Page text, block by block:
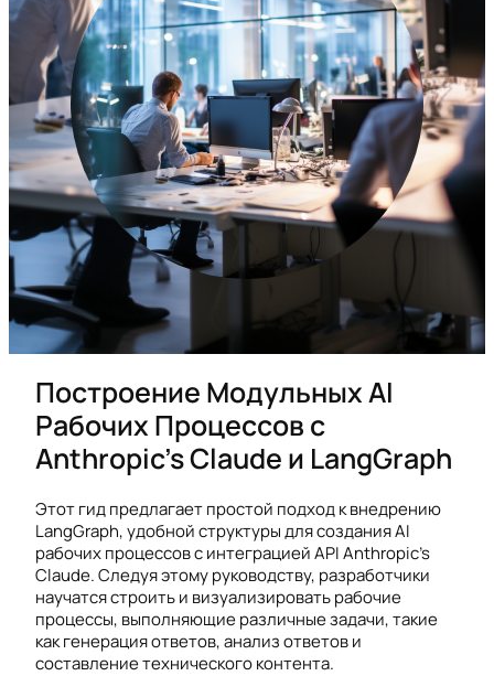
Построение Модульных AI
Рабочих Процессов с
Anthropic’s Claude и LangGraph
Этот гид предлагает простой подход к внедрению
LangGraph, удобной структуры для создания AI
рабочих процессов с интеграцией API Anthropic’s
Claude. Следуя этому руководству, разработчики
научатся строить и визуализировать рабочие
процессы, выполняющие различные задачи, такие
как генерация ответов, анализ ответов и
составление технического контента.